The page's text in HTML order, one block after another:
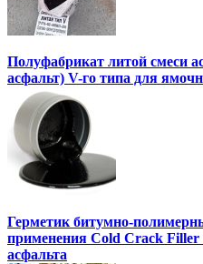
Полуфабрикат литой смеси
асфальт) V-го типа для
Герметик битумно-
применения Cold Crack
асфальта